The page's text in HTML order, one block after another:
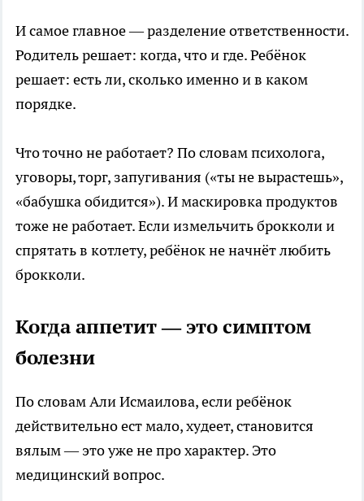
И самое главное — разделение ответственности.
Родитель решает: когда, что и где. Ребёнок
решает: есть ли, сколько именно и в каком
порядке.
Что точно не работает? По словам психолога,
уговоры, торг, запугивания («ты не вырастешь»,
«бабушка обидится»). И маскировка продуктов
тоже не работает. Если измельчить брокколи и
спрятать в котлету, ребёнок не начнёт любить
брокколи.
Когда аппетит — это симптом
болезни
По словам Али Исмаилова, если ребёнок
действительно ест мало, худеет, становится
вялым — это уже не про характер. Это
медицинский вопрос.